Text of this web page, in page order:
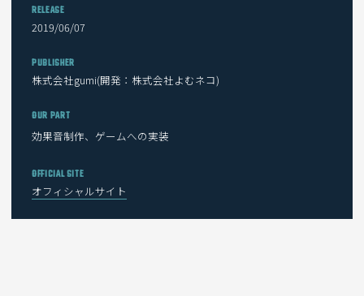
RELEASE
2019/06/07
PUBLISHER
株式会社gumi(開発：株式会社よむネコ)
OUR PART
効果音制作、ゲームへの実装
OFFICIAL SITE
オフィシャルサイト